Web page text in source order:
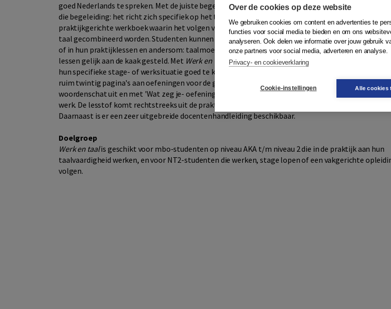
goed Nederlands te spreken. Met de juiste begeleiding leer je veel van dat soort situaties.
die begeleiding: het richt zich specifiek op het taalgebruik in werksituaties.
praktijkgerichte werkboek waarin het volgen van vakgerichte scholing en het verbeteren van de
taal gecombineerd worden. Studenten kunnen de lesstof gelijk toepassen op hun werk, tijdens
of in hun praktijklessen en andersom: taalmoeilijkheden die ze in de praktijk tegenkomen worden in
lessen gelijk aan de kaak gesteld. Met Werk en taal
leren studenten precies dat wat ze nodig hebben
hun specifieke stage- of werksituatie goed te kunnen functioneren. De derde, herziene druk is
ruim twintig pagina's aan oefeningen voor de gespreksvaardigheid. In rollenspellen breiden
woordenschat uit en met 'Wat zeg je- oefeningen' trainen studenten veelvoorkomende
werk. De lesstof komt rechtstreeks uit de praktijk en is veelal gebaseerd op feedback van eerdere
Daarnaast is er een zeer uitgebreide docentenhandleiding beschikbaar.
Doelgroep
Werk en taalis geschikt voor mbo-studenten op niveau AKA t/m niveau 2 die in de praktijk aan hun
taalvaardigheid werken, en voor NT2-studenten die werken, stage lopen of een vakgerichte
volgen.
Over de cookies op deze website
We gebruiken cookies om content en advertenties te
functies voor social media te bieden en om ons
analyseren. Ook delen we informatie over jouw gebruik
onze partners voor social media, adverteren en analyse.
Privacy- en cookieverklaring
Cookie-instellingen Alle cookies